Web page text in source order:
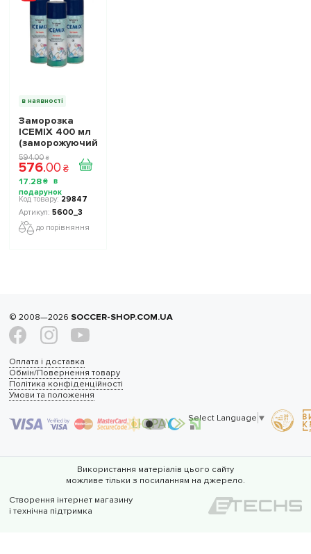
в наявності
Заморозка
ICEMIX 400 мл
(заморожуючий
спрей) 3 штуки
594.00 ₴
576.00 ₴
17.28 ₴
29847
5600_3
до порівняння
© 2008—2026 SOCCER-SHOP.COM.UA
Оплата і доставка
Обмін/Повернення товару
Політика конфіденційності
Умови та положення
Select Language ▼
Використання матеріалів цього сайту
можливе тільки з посиланням на джерело.
Створення інтернет магазину
і технічна підтримка